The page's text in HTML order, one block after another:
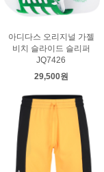
아디다스 오리지널 가젤
비치 슬라이드 슬리퍼
JQ7426
29,500원